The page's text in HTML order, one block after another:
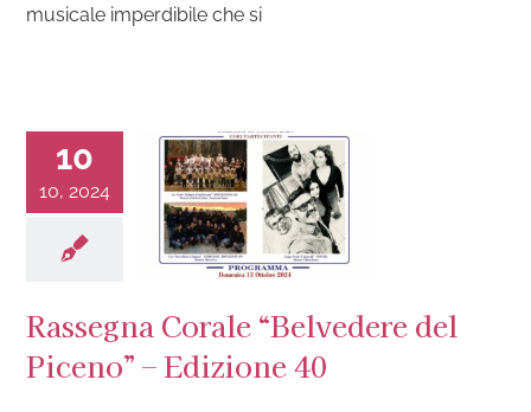
musicale imperdibile che si
10
10, 2024
Rassegna Corale “Belvedere del
Piceno” – Edizione 40